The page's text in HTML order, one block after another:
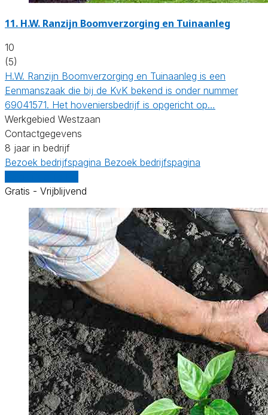
11. H.W. Ranzijn Boomverzorging en Tuinaanleg
10
(5)
H.W. Ranzijn Boomverzorging en Tuinaanleg is een
Eenmanszaak die bij de KvK bekend is onder nummer
69041571. Het hoveniersbedrijf is opgericht op…
Werkgebied Westzaan
Contactgegevens
8 jaar in bedrijf
Bezoek bedrijfspagina Bezoek bedrijfspagina
Gratis - Vrijblijvend